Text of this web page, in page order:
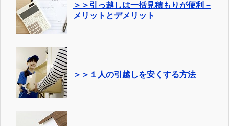
＞＞引っ越しは一括見積もりが便利 –
メリットとデメリット
＞＞１人の引越しを安くする方法